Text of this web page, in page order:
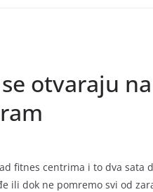
se otvaraju
fitnes centrima i to dva
ili dok ne pomremo svi od